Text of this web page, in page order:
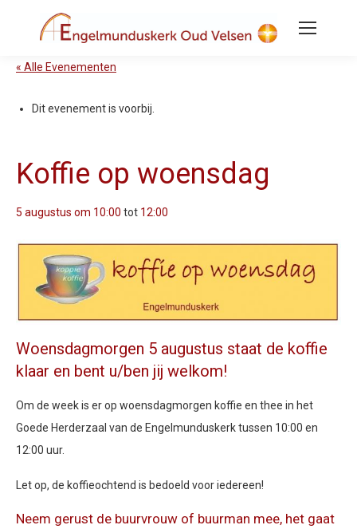
« Alle Evenementen
Dit evenement is voorbij.
Koffie op woensdag
5 augustus om 10:00 tot 12:00
Woensdagmorgen 5 augustus staat de koffie
klaar en bent u/ben jij welkom!
Om de week is er op woensdagmorgen koffie en thee in het
Goede Herderzaal van de Engelmunduskerk tussen 10:00 en
12:00 uur.
Let op, de koffieochtend is bedoeld voor iedereen!
Neem gerust de buurvrouw of buurman mee, het gaat